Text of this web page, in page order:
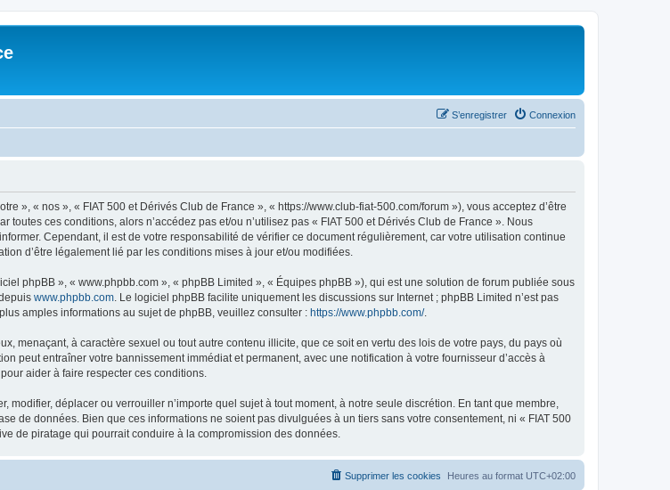
Connexion
S’enregistrer
», « nos », « FIAT 500 et Dérivés Club de France », « https://www.club-fiat-500.com/forum »), vous acceptez d’être
ces conditions, alors n’accédez pas et/ou n’utilisez pas « FIAT 500 et Dérivés Club de France ». Nous
Cependant, il est de votre responsabilité de vérifier ce document régulièrement, car votre utilisation continue
d’être légalement lié par les conditions mises à jour et/ou modifiées.
phpBB », « www.phpbb.com », « phpBB Limited », « Équipes phpBB »), qui est une solution de forum publiée sous
www.phpbb.com . Le logiciel phpBB facilite uniquement les discussions sur Internet ; phpBB Limited n’est pas
amples informations au sujet de phpBB, veuillez consulter : https://www.phpbb.com/.
menaçant, à caractère sexuel ou tout autre contenu illicite, que ce soit en vertu des lois de votre pays, du pays où
peut entraîner votre bannissement immédiat et permanent, avec une notification à votre fournisseur d’accès à
aider à faire respecter ces conditions.
déplacer ou verrouiller n’importe quel sujet à tout moment, à notre seule discrétion. En tant que membre,
de données. Bien que ces informations ne soient pas divulguées à un tiers sans votre consentement, ni « FIAT 500
de piratage qui pourrait conduire à la compromission des données.
Heures au format UTC+02:00
Supprimer les cookies